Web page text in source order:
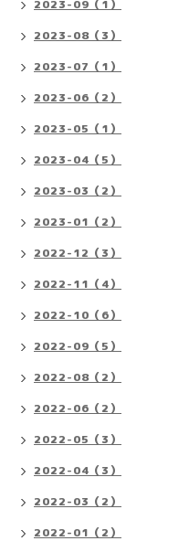
2023-09（1）
2023-08（3）
2023-07（1）
2023-06（2）
2023-05（1）
2023-04（5）
2023-03（2）
2023-01（2）
2022-12（3）
2022-11（4）
2022-10（6）
2022-09（5）
2022-08（2）
2022-06（2）
2022-05（3）
2022-04（3）
2022-03（2）
2022-01（2）